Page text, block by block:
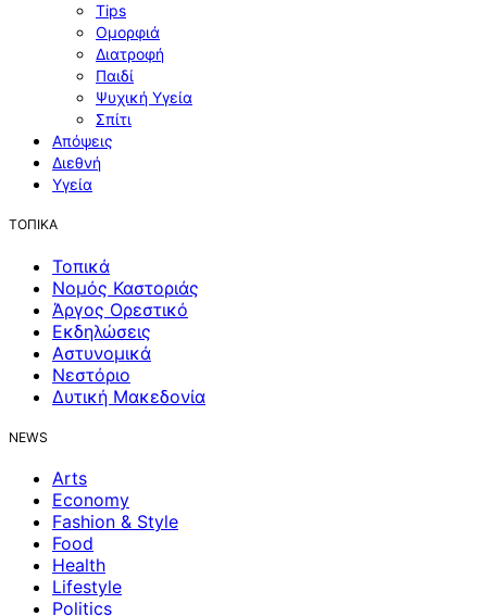
Tips
Ομορφιά
Διατροφή
Παιδί
Ψυχική Υγεία
Σπίτι
Απόψεις
Διεθνή
Υγεία
ΤΟΠΙΚΑ
Τοπικά
Νομός Καστοριάς
Άργος Ορεστικό
Εκδηλώσεις
Αστυνομικά
Νεστόριο
Δυτική Μακεδονία
NEWS
Arts
Economy
Fashion & Style
Food
Health
Lifestyle
Politics